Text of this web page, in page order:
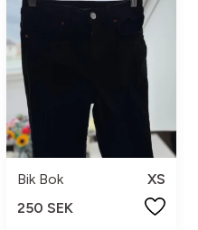
Bik Bok
XS
250 SEK